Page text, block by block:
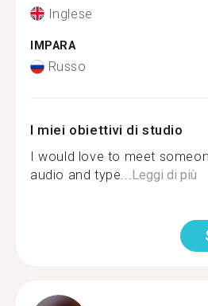
Inglese
IMPARA
Russo
I miei obiettivi di studio
I would love to meet
audio and type...Leggi di più